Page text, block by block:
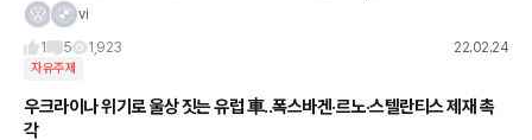
시각) 공개했다. 지난해 12월 겨울 테스트에 이어 방음, 풍동 시험을
vi
1
5 1,923 22.02.24
자유주제
우크라이나 위기로 울상 짓는 유럽 車..폭스바겐·르노·스텔란티스 제재 촉
각